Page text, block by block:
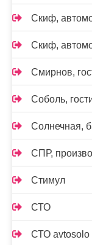
Скиф,
Скиф,
Смирнов,
Соболь,
Солнечная,
СПР,
Стимул
СТО
СТО avtosolo